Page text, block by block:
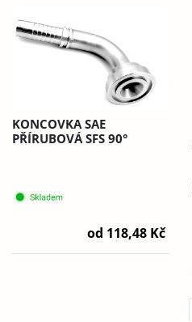
KONCOVKA SAE
PŘÍRUBOVÁ SFS 90°
od 118,48 Kč